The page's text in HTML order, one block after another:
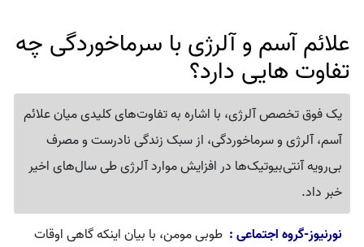
علائم آسم و آلرژی با سرماخوردگی چه
تفاوت هایی دارد؟
یک فوق‌ تخصص آلرژی، با اشاره به تفاوت‌های کلیدی میان علائم
آسم، آلرژی و سرماخوردگی، از سبک زندگی نادرست و مصرف
بی‌رویه آنتی‌بیوتیک‌ها در افزایش موارد آلرژی طی سال‌های اخیر
خبر داد.
نورنیوز-گروه اجتماعی : طوبی مومن، با بیان اینکه گاهی اوقات